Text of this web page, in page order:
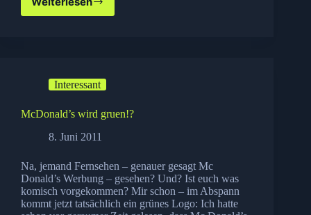
Was
Web
Interessant
McDonald’s wird gruen!?
8. Juni 2011
Na, jemand Fernsehen – genauer gesagt Mc
Donald’s Werbung – gesehen? Und? Ist euch was
komisch vorgekommen? Mir schon – im Abspann
kommt jetzt tatsächlich ein grünes Logo: Ich hatte